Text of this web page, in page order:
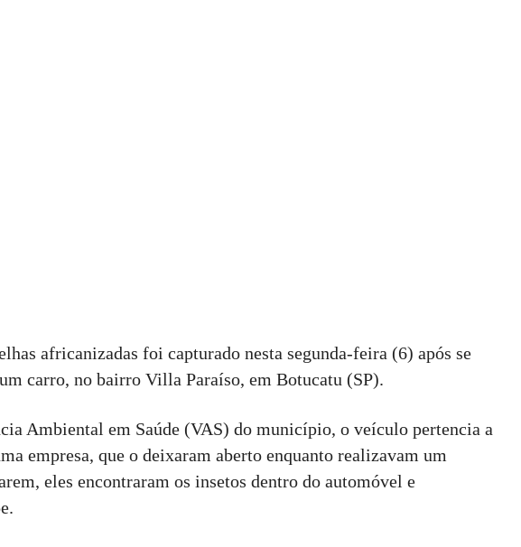
africanizadas foi capturado nesta segunda-feira (6) após se
carro, no bairro Villa Paraíso, em Botucatu (SP).
Ambiental em Saúde (VAS) do município, o veículo pertencia a
empresa, que o deixaram aberto enquanto realizavam um
eles encontraram os insetos dentro do automóvel e